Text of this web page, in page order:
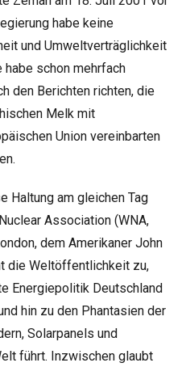
habe keine
und Umweltverträglichkeit
schon mehrfach
den Berichten richten, die
Melk mit
Union vereinbarten
Haltung am gleichen Tag
Association (WNA,
dem Amerikaner John
die Weltöffentlichkeit zu,
Energiepolitik Deutschland
hin zu den Phantasien der
Solarpanels und
führt. Inzwischen glaubt